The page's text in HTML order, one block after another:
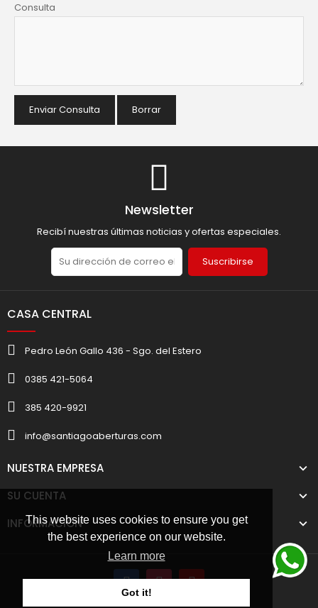
This website uses cookies to ensure you get
the best experience on our website.
Learn more
Got it!
Consulta
Enviar Consulta Borrar
Newsletter
Recibí nuestras últimas noticias y ofertas especiales.
Suscribirse
CASA CENTRAL
Pedro León Gallo 436 - Sgo. del Estero
0385 421-5064
385 420-9921
info@santiagoaberturas.com
NUESTRA EMPRESA
SU CUENTA
INFORMACIÓN